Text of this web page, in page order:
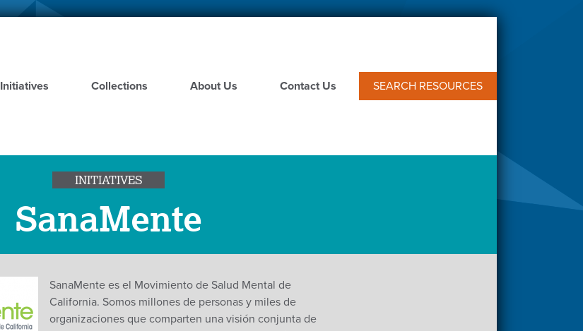
Skip
Initiatives
Collections About Us Contact Us SEARCH RESOURCES
INITIATIVES
SanaMente
SanaMente es el Movimiento de Salud Mental de
California. Somos millones de personas y miles de
organizaciones que comparten una visión conjunta de